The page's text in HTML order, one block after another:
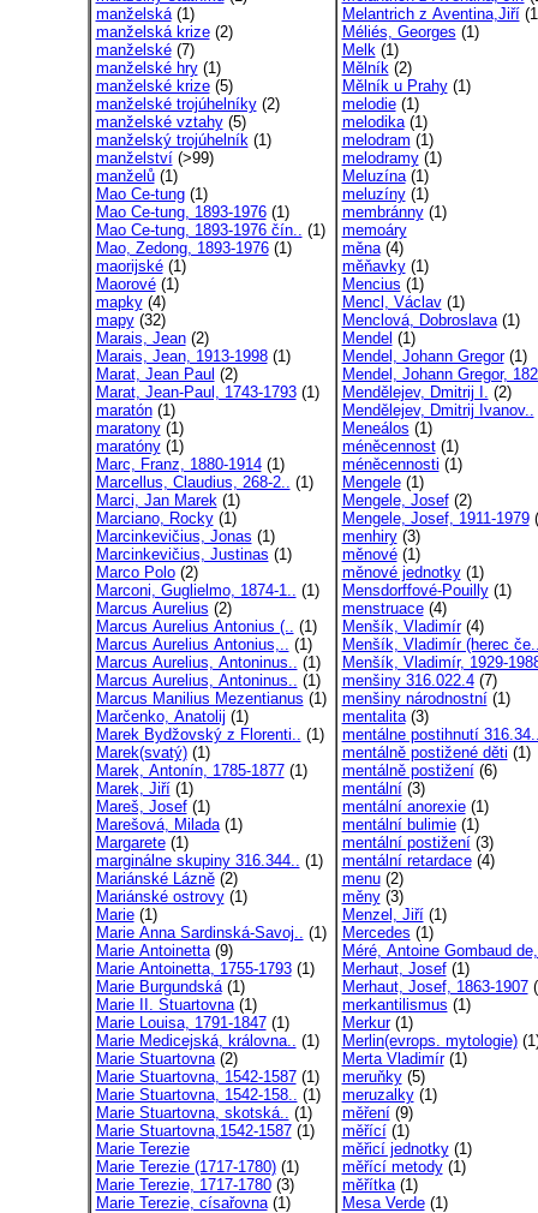
manželská(1)
manželská krize(2)
manželské(7)
manželské hry(1)
manželské krize(5)
manželské trojúhelníky(2)
manželské vztahy(5)
manželský trojúhelník(1)
manželství(>99)
manželů(1)
Mao Ce-tung(1)
Mao Ce-tung, 1893-1976(1)
Mao Ce-tung, 1893-1976 čín.. (1)
Mao, Zedong, 1893-1976(1)
maorijské(1)
Maorové(1)
mapky(4)
mapy(32)
Marais, Jean(2)
Marais, Jean, 1913-1998(1)
Marat, Jean Paul (2)
Marat, Jean-Paul, 1743-1793(1)
maratón(1)
maratony(1)
maratóny(1)
Marc, Franz, 1880-1914(1)
Marcellus, Claudius, 268-2.. (1)
Marci, Jan Marek(1)
Marciano, Rocky(1)
Marcinkevičius, Jonas (1)
Marcinkevičius, Justinas (1)
Marco Polo(2)
Marconi, Guglielmo, 1874-1.. (1)
Marcus Aurelius (2)
Marcus Aurelius Antonius (.. (1)
Marcus Aurelius Antonius,.. (1)
Marcus Aurelius, Antoninus.. (1)
Marcus Aurelius, Antoninus.. (1)
Marcus Manilius Mezentianus (1)
Marčenko, Anatolij (1)
Marek Bydžovský z Florenti.. (1)
Marek(svatý)(1)
Marek, Antonín, 1785-1877(1)
Marek, Jiří(1)
Mareš, Josef(1)
Marešová, Milada(1)
Margarete(1)
marginálne skupiny 316.344.. (1)
Mariánské Lázně(2)
Mariánské ostrovy(1)
Marie(1)
Marie Anna Sardinská-Savoj.. (1)
Marie Antoinetta(9)
Marie Antoinetta, 1755-1793(1)
Marie Burgundská(1)
Marie II. Stuartovna(1)
Marie Louisa, 1791-1847(1)
Marie Medicejská, královna.. (1)
Marie Stuartovna(2)
Marie Stuartovna, 1542-1587(1)
Marie Stuartovna, 1542-158.. (1)
Marie Stuartovna, skotská.. (1)
Marie Stuartovna,1542-1587(1)
Marie Terezie
Marie Terezie (1717-1780)(1)
Marie Terezie, 1717-1780(3)
Marie Terezie, císařovna(1)
Melantrich z Aventina,Jiří
Méliés, Georges (1)
Melk(1)
Mělník(2)
Mělník u Prahy(1)
melodie(1)
melodika(1)
melodram (1)
melodramy(1)
Meluzína(1)
meluzíny(1)
membránny(1)
memoáry
měna(4)
měňavky(1)
Mencius (1)
Mencl, Václav(1)
Menclová, Dobroslava(1)
Mendel (1)
Mendel, Johann Gregor(1)
Mendel, Johann Gregor,
Mendělejev, Dmitrij I. (2)
Mendělejev, Dmitrij Ivanov..
Meneálos (1)
méněcennost(1)
méněcennosti (1)
Mengele(1)
Mengele, Josef(2)
Mengele, Josef, 1911-1979
menhiry(3)
měnové(1)
měnové jednotky(1)
Mensdorffové-Pouilly(1)
menstruace(4)
Menšík, Vladimír(4)
Menšík, Vladimír (herec
Menšík, Vladimír, 1929-
menšiny 316.022.4(7)
menšiny národnostní(1)
mentalita(3)
mentálne postihnutí
mentálně postižené děti (1)
mentálně postižení(6)
mentální(3)
mentální anorexie(1)
mentální bulimie(1)
mentální postižení(3)
mentální retardace(4)
menu(2)
měny(3)
Menzel, Jiří(1)
Mercedes (1)
Méré, Antoine Gombaud
Merhaut, Josef(1)
Merhaut, Josef, 1863-1907
merkantilismus (1)
Merkur(1)
Merlin(evrops. mytologie)
Merta Vladimír(1)
meruňky(5)
meruzalky(1)
měření(9)
měřící(1)
měřicí jednotky(1)
měřící metody(1)
měřítka(1)
Mesa Verde(1)